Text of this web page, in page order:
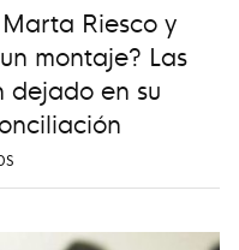
Riesco y
montaje? Las
dejado en su